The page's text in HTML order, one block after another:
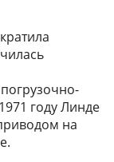
году Линде
на